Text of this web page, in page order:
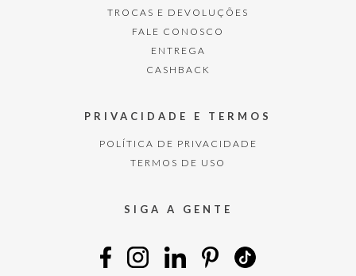
TROCAS E DEVOLUÇÕES
FALE CONOSCO
ENTREGA
CASHBACK
PRIVACIDADE E TERMOS
POLÍTICA DE PRIVACIDADE
TERMOS DE USO
SIGA A GENTE